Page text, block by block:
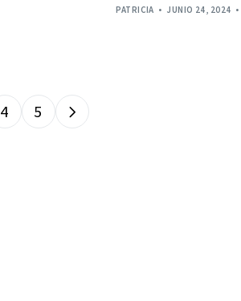
PATRICIA JUNIO 24, 2024
4 5